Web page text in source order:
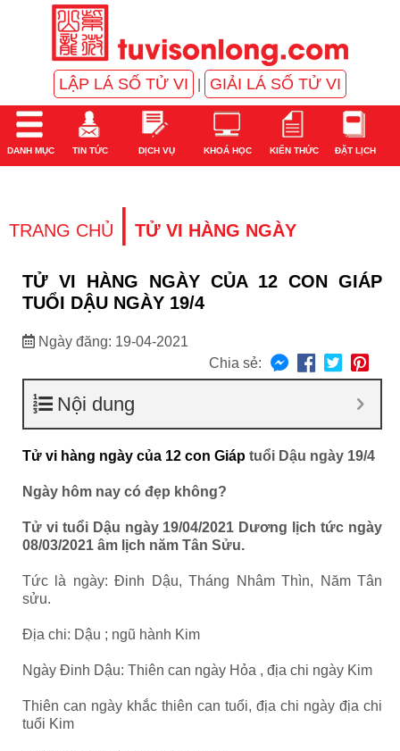
LẬP LÁ SỐ TỬ VI GIẢI LÁ SỐ TỬ VI
DANH MỤC TIN TỨC DỊCH VỤ KHOÁ HỌC KIẾN THỨC ĐẶT LỊCH
TRANG CHỦ | TỬ VI HÀNG NGÀY
TỬ VI HÀNG NGÀY CỦA 12 CON GIÁP
TUỔI DẬU NGÀY 19/4
Ngày đăng: 19-04-2021
Chia sẻ:
Nội dung
Tử vi hàng ngày của 12 con Giáp tuổi Dậu ngày 19/4
Ngày hôm nay có đẹp không?
Tử vi tuổi Dậu ngày 19/04/2021 Dương lịch tức ngày
08/03/2021 âm lịch năm Tân Sửu.
Tức là ngày: Đinh Dậu, Tháng Nhâm Thìn, Năm Tân
sửu.
Địa chi: Dậu ; ngũ hành Kim
Ngày Đinh Dậu: Thiên can ngày Hỏa , địa chi ngày Kim
Thiên can ngày khắc thiên can tuổi, địa chi ngày địa chi
tuổi Kim